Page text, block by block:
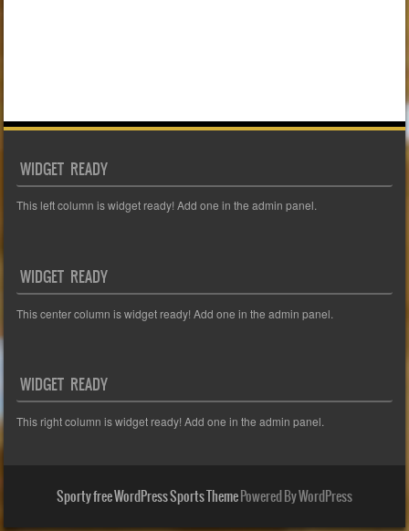
WIDGET READY
This left column is widget ready! Add one in the admin panel.
WIDGET READY
This center column is widget ready! Add one in the admin panel.
WIDGET READY
This right column is widget ready! Add one in the admin panel.
Sporty free WordPress Sports ThemePowered By WordPress